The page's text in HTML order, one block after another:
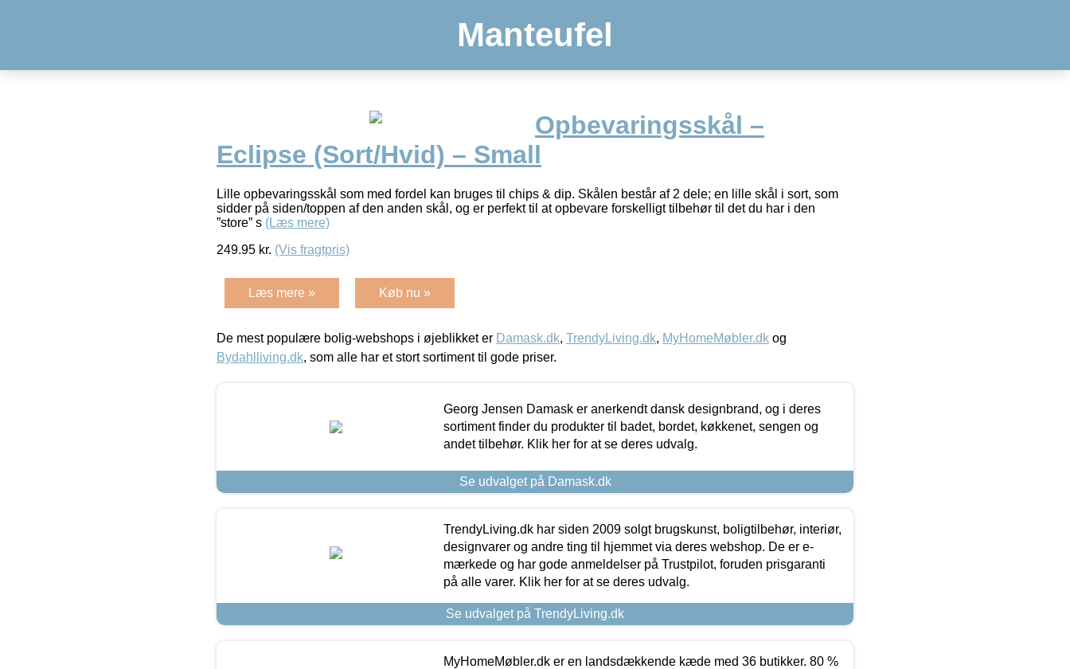
Manteufel
Opbevaringsskål –
Eclipse (Sort/Hvid) – Small
Lille opbevaringsskål som med fordel kan bruges til chips & dip. Skålen består af 2 dele; en lille skål i sort, som
sidder på siden/toppen af den anden skål, og er perfekt til at opbevare forskelligt tilbehør til det du har i den
”store” s (Læs mere)
249.95 kr. (Vis fragtpris)
Læs mere » Køb nu »
De mest populære bolig-webshops i øjeblikket er Damask.dk, TrendyLiving.dk, MyHomeMøbler.dk og
Bydahlliving.dk, som alle har et stort sortiment til gode priser.
Georg Jensen Damask er anerkendt dansk designbrand, og i deres
sortiment finder du produkter til badet, bordet, køkkenet, sengen og
andet tilbehør. Klik her for at se deres udvalg.
Se udvalget på Damask.dk
TrendyLiving.dk har siden 2009 solgt brugskunst, boligtilbehør, interiør,
designvarer og andre ting til hjemmet via deres webshop. De er e-
mærkede og har gode anmeldelser på Trustpilot, foruden prisgaranti
på alle varer. Klik her for at se deres udvalg.
Se udvalget på TrendyLiving.dk
MyHomeMøbler.dk er en landsdækkende kæde med 36 butikker. 80 %